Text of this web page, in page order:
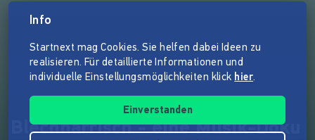
Blechnarrisch - eine Musik-Doku
Info
Startnext mag Cookies. Sie helfen dabei Ideen zu
realisieren. Für detaillierte Informationen und
individuelle Einstellungsmöglichkeiten klick hier.
Einverstanden